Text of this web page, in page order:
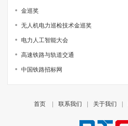
金巡奖
无人机电力巡检技术金巡奖
电力人工智能大会
高速铁路与轨道交通
中国铁路招标网
首页 | 联系我们 | 关于我们 |